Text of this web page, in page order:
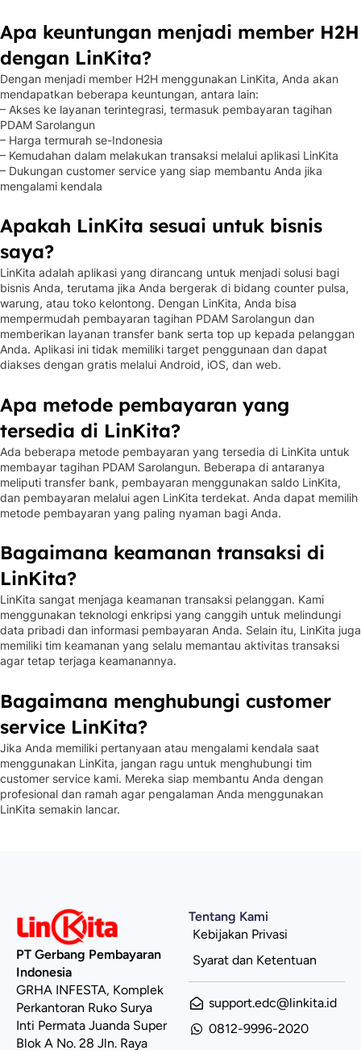
Apa keuntungan menjadi member H2H
dengan LinKita?
Dengan menjadi member H2H menggunakan LinKita, Anda akan
mendapatkan beberapa keuntungan, antara lain:
– Akses ke layanan terintegrasi, termasuk pembayaran tagihan
PDAM Sarolangun
– Harga termurah se-Indonesia
– Kemudahan dalam melakukan transaksi melalui aplikasi LinKita
– Dukungan customer service yang siap membantu Anda jika
mengalami kendala
Apakah LinKita sesuai untuk bisnis
saya?
LinKita adalah aplikasi yang dirancang untuk menjadi solusi bagi
bisnis Anda, terutama jika Anda bergerak di bidang counter pulsa,
warung, atau toko kelontong. Dengan LinKita, Anda bisa
mempermudah pembayaran tagihan PDAM Sarolangun dan
memberikan layanan transfer bank serta top up kepada pelanggan
Anda. Aplikasi ini tidak memiliki target penggunaan dan dapat
diakses dengan gratis melalui Android, iOS, dan web.
Apa metode pembayaran yang
tersedia di LinKita?
Ada beberapa metode pembayaran yang tersedia di LinKita untuk
membayar tagihan PDAM Sarolangun. Beberapa di antaranya
meliputi transfer bank, pembayaran menggunakan saldo LinKita,
dan pembayaran melalui agen LinKita terdekat. Anda dapat memilih
metode pembayaran yang paling nyaman bagi Anda.
Bagaimana keamanan transaksi di
LinKita?
LinKita sangat menjaga keamanan transaksi pelanggan. Kami
menggunakan teknologi enkripsi yang canggih untuk melindungi
data pribadi dan informasi pembayaran Anda. Selain itu, LinKita juga
memiliki tim keamanan yang selalu memantau aktivitas transaksi
agar tetap terjaga keamanannya.
Bagaimana menghubungi customer
service LinKita?
Jika Anda memiliki pertanyaan atau mengalami kendala saat
menggunakan LinKita, jangan ragu untuk menghubungi tim
customer service kami. Mereka siap membantu Anda dengan
profesional dan ramah agar pengalaman Anda menggunakan
LinKita semakin lancar.
PT Gerbang Pembayaran
Indonesia
GRHA INFESTA, Komplek
Perkantoran Ruko Surya
Inti Permata Juanda Super
Blok A No. 28 Jln. Raya
Tentang Kami
Kebijakan Privasi
Syarat dan Ketentuan
support.edc@linkita.id
0812-9996-2020